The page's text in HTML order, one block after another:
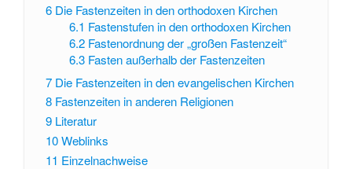
6 Die Fastenzeiten in den orthodoxen Kirchen
6.1 Fastenstufen in den orthodoxen Kirchen
6.2 Fastenordnung der „großen Fastenzeit“
6.3 Fasten außerhalb der Fastenzeiten
7 Die Fastenzeiten in den evangelischen Kirchen
8 Fastenzeiten in anderen Religionen
9 Literatur
10Weblinks
11 Einzelnachweise